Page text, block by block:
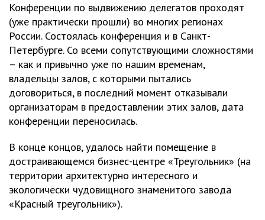
Конференции по выдвижению делегатов проходят
(уже практически прошли) во многих регионах
России. Состоялась конференция и в Санкт-
Петербурге. Со всеми сопутствующими сложностями
– как и привычно уже по нашим временам,
владельцы залов, с которыми пытались
договориться, в последний момент отказывали
организаторам в предоставлении этих залов, дата
конференции переносилась.
В конце концов, удалось найти помещение в
достраивающемся бизнес-центре «Треугольник» (на
территории архитектурно интересного и
экологически чудовищного знаменитого завода
«Красный треугольник»).